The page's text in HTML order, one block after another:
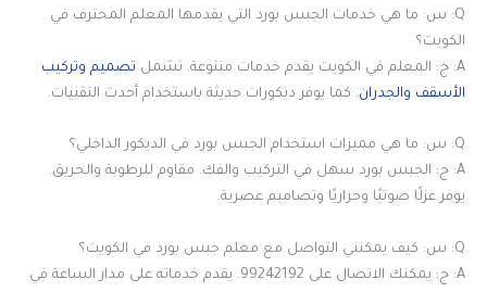
Q: س: ما هي خدمات الجبس بورد التي يقدمها المعلم المحترف في
الكويت؟
A: ج: المعلم في الكويت يقدم خدمات متنوعة. تشمل
تصميم وتركيب
الأسقف والجدران. كما يوفر ديكورات حديثة باستخدام أحدث التقنيات.
Q: س: ما هي مميزات استخدام الجبس بورد في الديكور الداخلي؟
A: ج: الجبس بورد سهل في التركيب والفك. مقاوم للرطوبة والحريق.
يوفر عزلًا صوتيًا وحراريًا وتصاميم عصرية.
Q: س: كيف يمكنني التواصل مع معلم جبس بورد في الكويت؟
A: ج: يمكنك الاتصال على 99242192. يقدم خدماته على مدار الساعة في